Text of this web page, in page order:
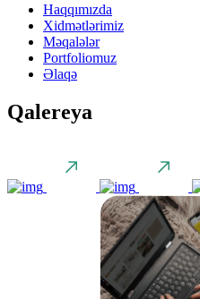
Haqqımızda
Xidmətlərimiz
Məqalələr
Portfoliomuz
Əlaqə
Qalereya